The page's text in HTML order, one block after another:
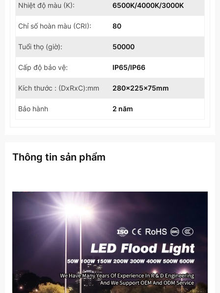
Nhiệt độ màu (K): 6500K/4000K/3000K
Chỉ số hoàn màu (CRI): 80
Tuổi thọ (giờ): 50000
Cấp độ bảo vệ: IP65/IP66
Kích thước : (DxRxC):mm 280x225x75mm
Bảo hành 2 năm
Thông tin sản phẩm